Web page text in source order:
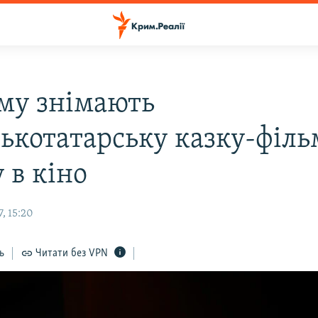
знімають
казку-
в кіно
15:20
Читати без VPN